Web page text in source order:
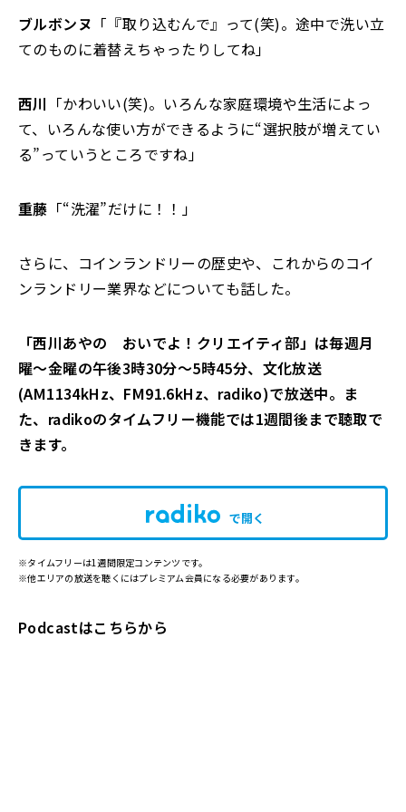
ブルボンヌ 「『取り込むんで』って(笑)。途中で洗い立
てのものに着替えちゃったりしてね」
西川 「かわいい(笑)。いろんな家庭環境や生活によっ
て、いろんな使い方ができるように“選択肢が増えてい
る”っていうところですね」
重藤 「“洗濯”だけに！！」
さらに、コインランドリーの歴史や、これからのコイ
ンランドリー業界などについても話した。
「西川あやの おいでよ！クリエイティ部」は毎週月
曜〜金曜の午後3時30分〜5時45分、文化放送
(AM1134kHz、FM91.6kHz、radiko)で放送中。ま
た、radikoのタイムフリー機能では1週間後まで聴取で
きます。
で開く
※タイムフリーは1週間限定コンテンツです。
※他エリアの放送を聴くにはプレミアム会員になる必要があります。
Podcastはこちらから